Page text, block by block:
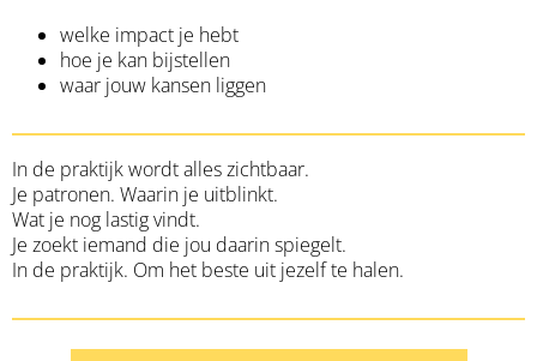
welke impact je hebt
hoe je kan bijstellen
waar jouw kansen liggen
In de praktijk wordt alles zichtbaar.
Je patronen. Waarin je uitblinkt.
Wat je nog lastig vindt.
Je zoekt iemand die jou daarin spiegelt.
In de praktijk. Om het beste uit jezelf te halen.